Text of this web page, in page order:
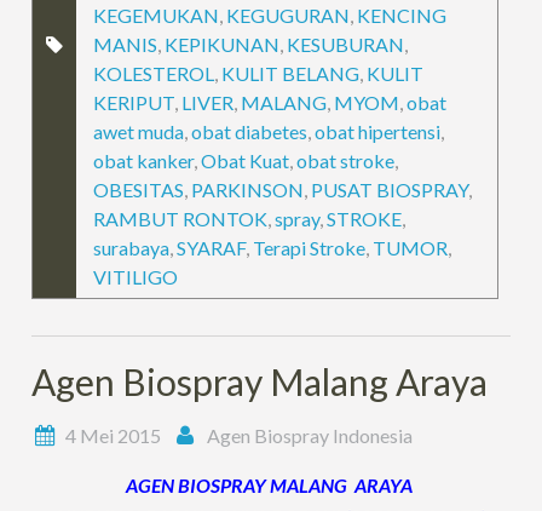
KEGEMUKAN, KEGUGURAN, KENCING
MANIS, KEPIKUNAN, KESUBURAN,
KOLESTEROL, KULIT BELANG, KULIT
KERIPUT, LIVER, MALANG, MYOM,obat
awet muda,obat diabetes,obat hipertensi,
obat kanker,Obat Kuat,obat stroke,
OBESITAS, PARKINSON, PUSAT BIOSPRAY,
RAMBUT RONTOK,spray,STROKE,
surabaya,SYARAF, Terapi Stroke, TUMOR,
VITILIGO
Agen Biospray Malang Araya
4 Mei 2015 Agen Biospray Indonesia
AGEN BIOSPRAY MALANG ARAYA